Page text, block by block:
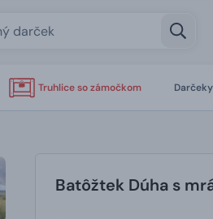
Truhlice so zámočkom
Batôžtek Dúha s